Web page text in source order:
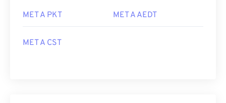
MET A PKT MET A AEDT
MET A CST